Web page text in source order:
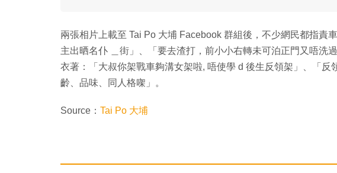
兩張相片上載至 Tai Po 大埔 Facebook 群組後，不少網民都指責
主出晒名仆 ＿街」、「要去渣打，前小小右轉未可泊正門又唔洗
衣著：「大叔你架戰車夠溝女架啦, 唔使學 d 後生反領架」、「反
齡、品味、同人格㗎」。
Source： Tai Po 大埔